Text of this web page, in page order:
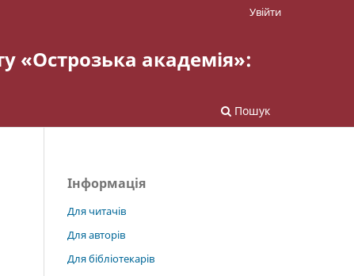
«Острозька академія»:
Пошук
Увійти
Інформація
Для читачів
Для авторів
Для бібліотекарів